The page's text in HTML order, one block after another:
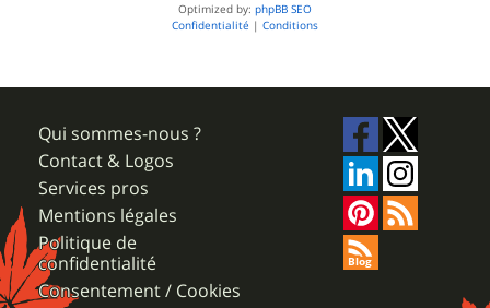
Optimized by: phpBB SEO
Confidentialité | Conditions
Qui sommes-nous ?
Contact & Logos
Services pros
Mentions légales
Politique de
confidentialité
Consentement / Cookies